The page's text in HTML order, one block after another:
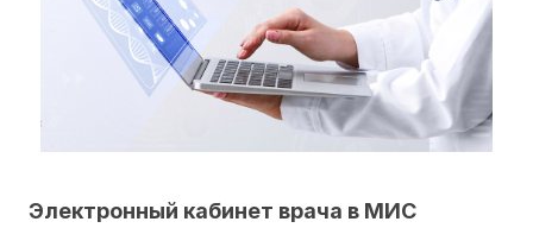
Электронный кабинет врача в МИС